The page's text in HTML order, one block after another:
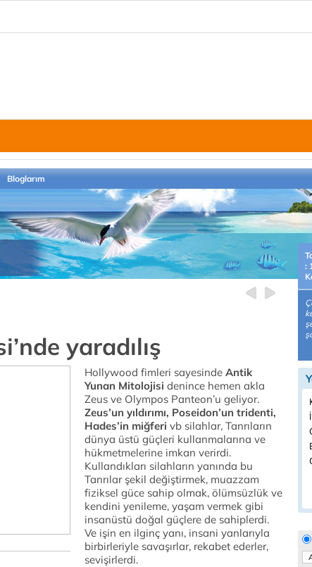
Bloglarım
yaradılış
Hollywood fimleri sayesinde Antik
Yunan Mitolojisi denince hemen akla
Zeus ve Olympos Panteon’u geliyor.
Zeus’un yıldırımı, Poseidon’un tridenti,
Hades’in miğferi vb silahlar, Tanrıların
dünya üstü güçleri kullanmalarına ve
hükmetmelerine imkan verirdi.
Kullandıkları silahların yanında bu
Tanrılar şekil değiştirmek, muazzam
fiziksel güce sahip olmak, ölümsüzlük ve
kendini yenileme, yaşam vermek gibi
insanüstü doğal güçlere de sahiplerdi.
Ve işin en ilginç yanı, insani yanlarıyla
birbirleriyle savaşırlar, rekabet ederler,
sevişirlerdi.
: